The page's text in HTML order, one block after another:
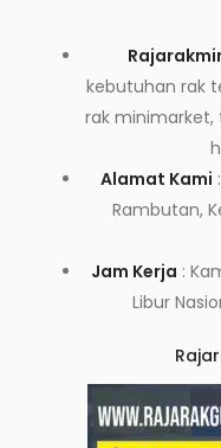
kebutuhan rak
rak minimarket,
Alamat Kami
Rambutan,
Jam Kerja :
Libur